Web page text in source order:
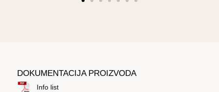
DOKUMENTACIJA PROIZVODA
Info list